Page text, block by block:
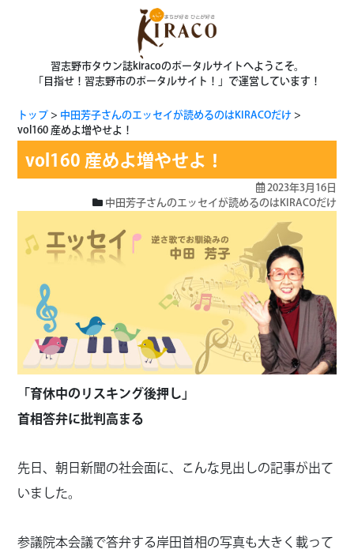
習志野市タウン誌kiracoのポータルサイトへようこそ。
「目指せ！習志野市のポータルサイト！」で運営しています！
トップ
中田芳子さんのエッセイが読めるのはKIRACOだけ
vol160 産めよ増やせよ！
vol160 産めよ増やせよ！
2023年3月16日
中田芳子さんのエッセイが読めるのはKIRACOだけ
「育休中のリスキング後押し」
首相答弁に批判高まる
先日、朝日新聞の社会面に、こんな見出しの記事が出て
いました。
参議院本会議で答弁する岸田首相の写真も大きく載って